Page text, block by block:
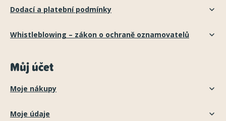
Dodací a platební podmínky
Whistleblowing – zákon o ochraně oznamovatelů
Můj účet
Moje nákupy
Moje údaje